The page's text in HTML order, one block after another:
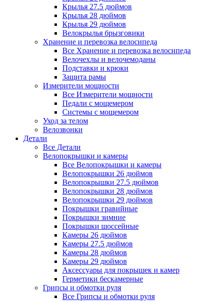
Крылья 27.5 дюймов
Крылья 28 дюймов
Крылья 29 дюймов
Велокрылья брызговики
Хранение и перевозка велосипеда
Все Хранение и перевозка велосипеда
Велочехлы и велочемоданы
Подставки и крюки
Защита рамы
Измерители мощности
Все Измерители мощности
Педали с мощемером
Системы с мощемером
Уход за телом
Велозвонки
Детали
Все Детали
Велопокрышки и камеры
Все Велопокрышки и камеры
Велопокрышки 26 дюймов
Велопокрышки 27.5 дюймов
Велопокрышки 28 дюймов
Велопокрышки 29 дюймов
Покрышки гравийные
Покрышки зимние
Покрышки шоссейные
Камеры 26 дюймов
Камеры 27.5 дюймов
Камеры 28 дюймов
Камеры 29 дюймов
Аксессуары для покрышек и камер
Герметики бескамерные
Грипсы и обмотки руля
Все Грипсы и обмотки руля